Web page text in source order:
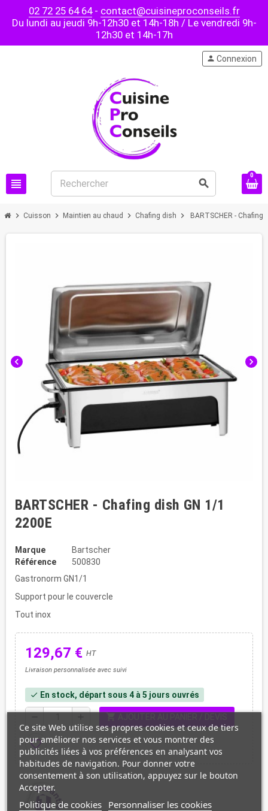
02 72 25 64 64- contact@cuisineproconseils.fr
Du lundi au jeudi 9h-12h30 et 14h-18h / Le vendredi 9h-
12h30 et 14h-17h
view_headline search
person Connexion
0
chevron_right Cuisson chevron_right Maintien au chaud chevron_right Chafing dish chevron_right BARTSCHER - Chafing
chevron_left chevron_right
BARTSCHER - Chafing dish GN 1/1
2200E
Marque
Bartscher
Référence
500830
Gastronorm GN1/1
Support pour le couvercle
Tout inox
129,67 € HT
Livraison personnalisée avec suivi
check En stock, départ sous 4 à 5 jours ouvrés
shopping_cart AJOUTER AU PANIER / DEVIS
favorite_border
Ce site Web utilise ses propres cookies et ceux de tiers
pour améliorer nos services et vous montrer des
publicités liées à vos préférences en analysant vos
habitudes de navigation. Pour donner votre
consentement à son utilisation, appuyez sur le bouton
Accepter.
Politique de cookies Personnaliser les cookies